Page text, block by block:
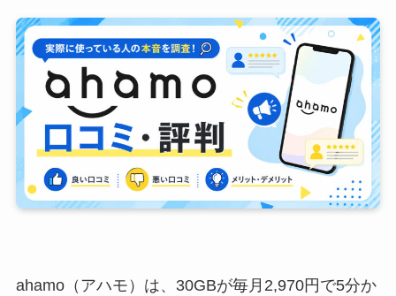
ahamo（アハモ）は、30GBが毎月2,970円で5分か